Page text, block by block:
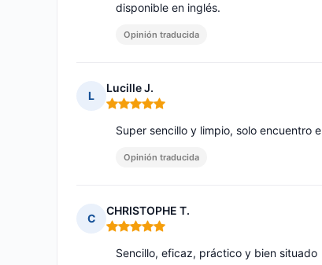
disponible en inglés.
Opinión traducida
L
Lucille J.
Nota: 5 de 5
Super sencillo y limpio, solo encuentro
Opinión traducida
C
CHRISTOPHE T.
Nota: 5 de 5
Sencillo, eficaz, práctico y bien situado